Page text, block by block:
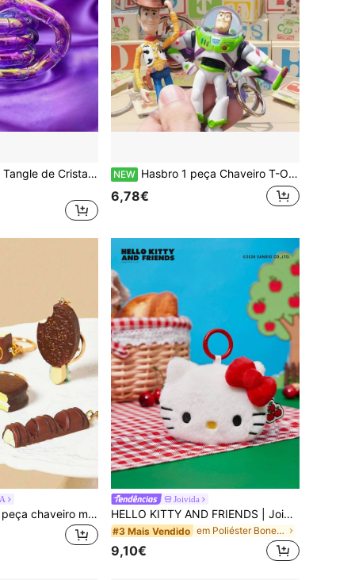
Brinquedo Fidget Tangle de Cristal Iridescente Revestido, Brinquedo de Apertar para Alívio de Stress em , Brinquedo Sensorial Portátil e Flexível para Decoração de Sala de Aula, Presente Prático de Regresso às Aulas para Adolescentes e Adultos com ASMR e PHDA
NEW Hasbro 1 peça Chaveiro T-OyStory, Pendente de Bolsa Woody Buzz, Charm de Boneca de Desenhos Animados, Acessório de Figura de Anime, Presente de Aniversário, Ornamento para Mochila
6,78€
POKOJA LAND 1 peça chaveiro mini realista de chocolate estilo coreano, pingente de barra de chocolate crocante e gelado, acessório fofo com tema de comida para mala, presente para rapariga
Joivida
HELLO KITTY AND FRIENDS | Joivida 1pc Chaveiro de Cabeça 3D Co-Branded, Forma Fofa de Pé, Design Clássico, Pode Ser Pendurado em Bolsas, Chaveiros, Mochilas Escolares, Ótimo para Adolescentes & Adultos, Um Presente Único para Aniversário ou Comemoração
#3 Mais Vendido em Poliéster Bonecas adolescentes e coleções de pe
9,10€